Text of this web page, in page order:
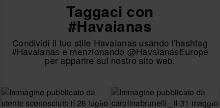
Taggaci con
#Havaianas
Condividi il tuo stile Havaianas usando l'hashtag
#Havaianas e menzionando @HavaianasEurope
per apparire sul nostro sito web.